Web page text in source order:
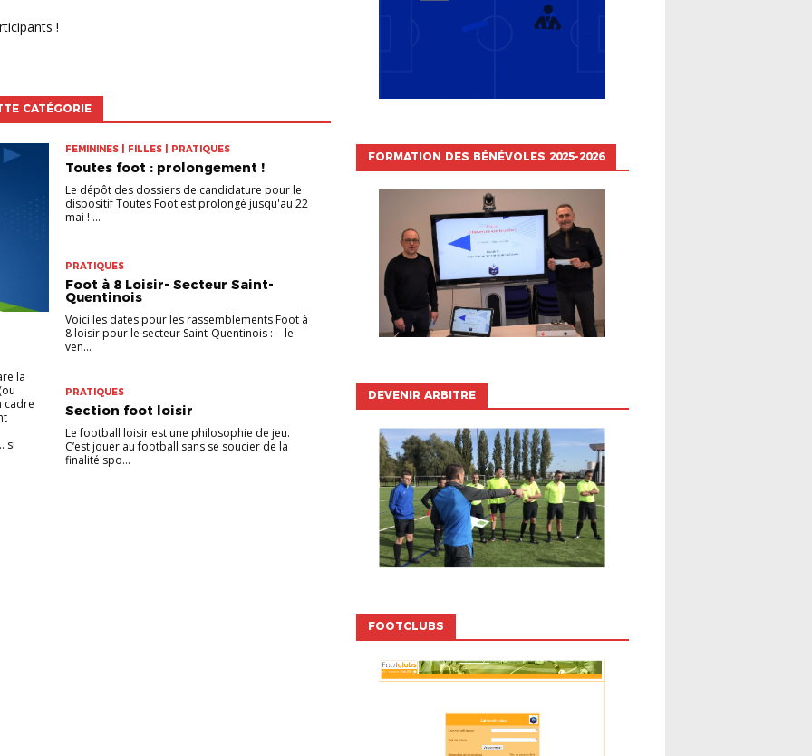
!
CATÉGORIE
la
cadre
si
FEMININES | FILLES | PRATIQUES
Toutes foot : prolongement !
Le dépôt des dossiers de candidature pour le
dispositif Toutes Foot est prolongé jusqu'au 22
mai ! ...
PRATIQUES
Foot à 8 Loisir- Secteur Saint-
Quentinois
Voici les dates pour les rassemblements Foot à
8 loisir pour le secteur Saint-Quentinois : - le
ven...
PRATIQUES
Section foot loisir
Le football loisir est une philosophie de jeu.
C’est jouer au football sans se soucier de la
finalité spo...
FORMATION DES BÉNÉVOLES 2025-2026
DEVENIR ARBITRE
FOOTCLUBS